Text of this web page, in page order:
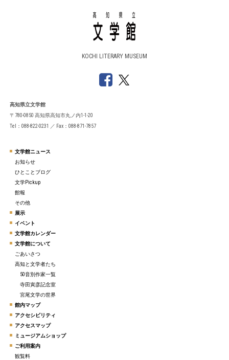
KOCHI LITERARY MUSEUM
高知県立文学館
〒780-0850 高知県高知市丸ノ内1-1-20
Tel：088-822-0231 ／ Fax：088-871-7857
文学館ニュース
お知らせ
ひとことブログ
文学Pickup
館報
その他
展示
イベント
文学館カレンダー
文学館について
ごあいさつ
高知と文学者たち
50音別作家一覧
寺田寅彦記念室
宮尾文学の世界
館内マップ
アクセシビリティ
アクセスマップ
ミュージアムショップ
ご利用案内
観覧料